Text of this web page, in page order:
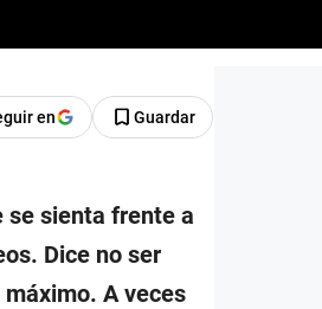
en Guardar
se sienta frente a
Dice no ser
A veces